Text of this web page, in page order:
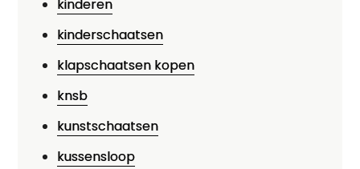
kinderen
kinderschaatsen
klapschaatsen kopen
knsb
kunstschaatsen
kussensloop